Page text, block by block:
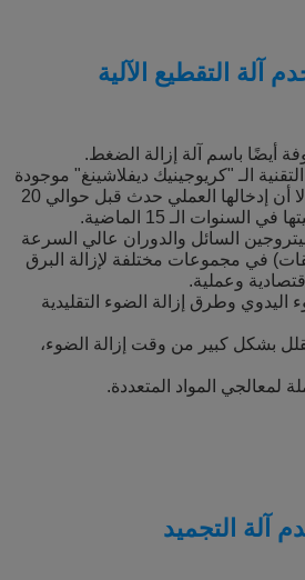
آلة التقطيع الآلية
أيضًا باسم آلة إزالة الضغط.
الـ "كريوجينيك ديفلاشينغ" موجودة
منذ أكثر من 50 عامًا، إلا أن إدخالها العملي حدث قبل حوالي 20
الـ 15 الماضية.
السائل والدوران عالي السرعة
في مجموعات مختلفة لإزالة البرق
وعملية.
اليدوي وطرق إزالة الضوء التقليدية
تقلل بشكل كبير من وقت إزالة الضوء،
لمعالجي المواد المتعددة.
آلة التجميد